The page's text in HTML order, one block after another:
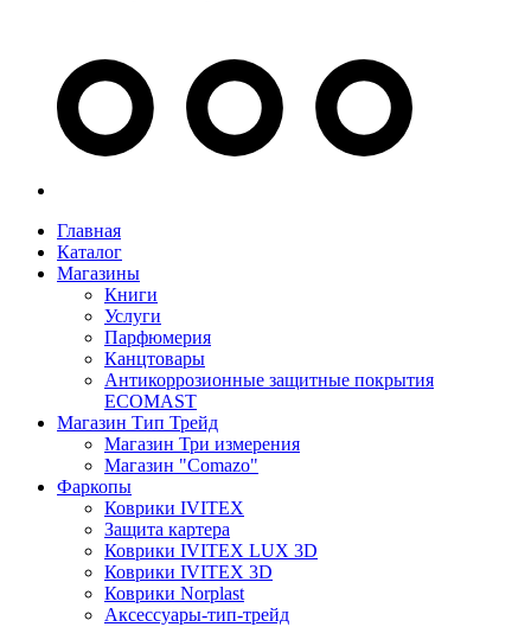
Главная
Каталог
Магазины
Книги
Услуги
Парфюмерия
Канцтовары
Антикоррозионные защитные покрытия
ECOMAST
Магазин Тип Трейд
Магазин Три измерения
Магазин "Comazo"
Фаркопы
Коврики IVITEX
Защита картера
Коврики IVITEX LUX 3D
Коврики IVITEX 3D
Коврики Norplast
Аксессуары-тип-трейд